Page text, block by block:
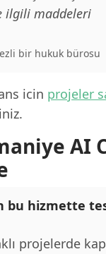
ilgili maddeleri
bir hukuk bürosu
icin projeler
AI
bu hizmette
projelerde